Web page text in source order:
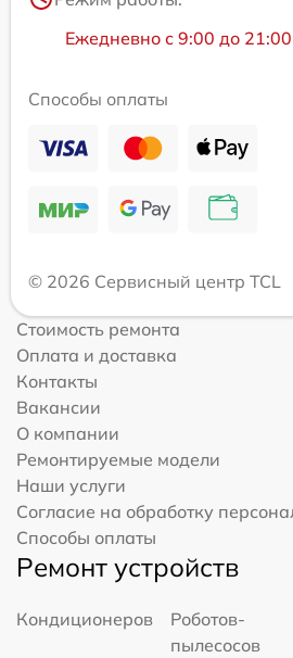
Ежедневно с 9:00 до 21:00
Способы оплаты
© 2026 Сервисный центр TCL
Стоимость ремонта
Оплата и доставка
Контакты
Вакансии
О компании
Ремонтируемые модели
Наши услуги
Согласие на обработку
Способы оплаты
Ремонт устройств
Кондиционеров
Роботов-
пылесосов